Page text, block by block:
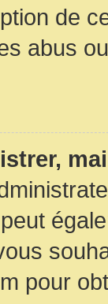
de
abus
pour